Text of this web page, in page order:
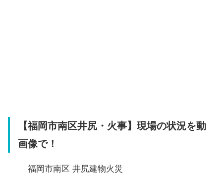
【福岡市南区井尻・火事】現場の状況を動
画像で！
福岡市南区 井尻建物火災